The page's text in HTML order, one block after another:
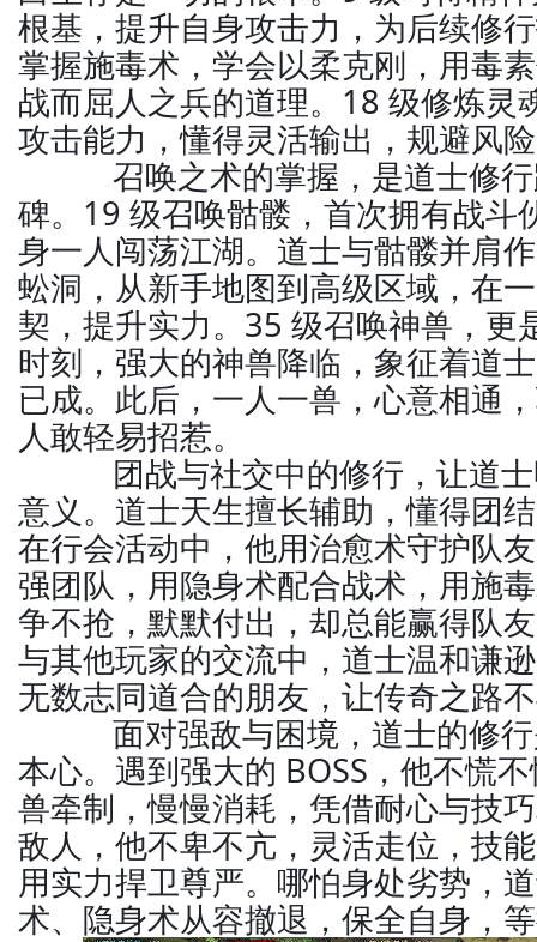
根基，提升自身攻击力，为后续修
掌握施毒术，学会以柔克刚，用毒
战而屈人之兵的道理。18 级修炼灵
攻击能力，懂得灵活输出，规避风
召唤之术的掌握，是道士修行
碑。19 级召唤骷髅，首次拥有战斗
身一人闯荡江湖。道士与骷髅并肩
蚣洞，从新手地图到高级区域，在
契，提升实力。35 级召唤神兽，更
时刻，强大的神兽降临，象征着道
已成。此后，一人一兽，心意相通
人敢轻易招惹。
团战与社交中的修行，让道士
意义。道士天生擅长辅助，懂得团
在行会活动中，他用治愈术守护队
强团队，用隐身术配合战术，用施
争不抢，默默付出，却总能赢得队
与其他玩家的交流中，道士温和谦
无数志同道合的朋友，让传奇之路
面对强敌与困境，道士的修行
本心。遇到强大的 BOSS，他不慌
兽牵制，慢慢消耗，凭借耐心与技
敌人，他不卑不亢，灵活走位，技
用实力捍卫尊严。哪怕身处劣势，
术、隐身术从容撤退，保全自身，